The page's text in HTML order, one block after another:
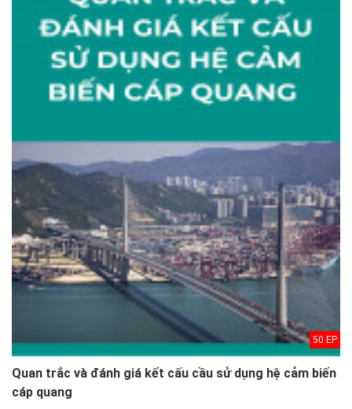
50 EP
Quan trắc và đánh giá kết cấu cầu sử dụng hệ cảm biến
cáp quang